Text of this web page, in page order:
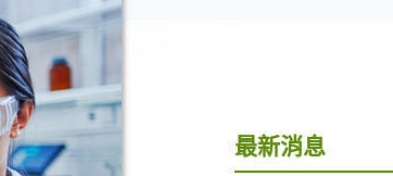
最新消息